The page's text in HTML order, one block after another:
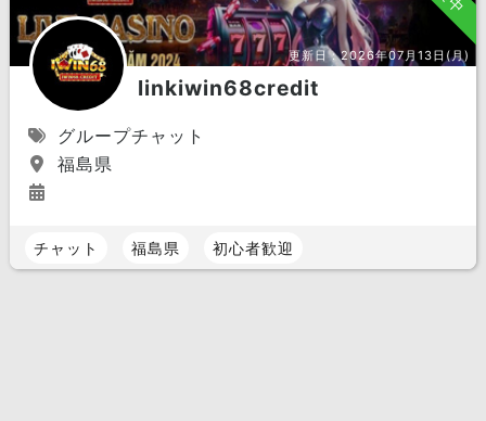
更新日：2026年07月13日(月)
linkiwin68credit
グループチャット
福島県
チャット 福島県 初心者歓迎